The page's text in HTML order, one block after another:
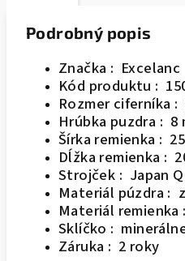
Podrobný popis
Značka : Excelanc
Kód produktu :
Rozmer ciferníka :
Hrúbka puzdra : 8
Šírka remienka :
Dĺžka remienka :
Strojček : Japan
Materiál púzdra :
Materiál
Sklíčko :
Záruka : 2 roky